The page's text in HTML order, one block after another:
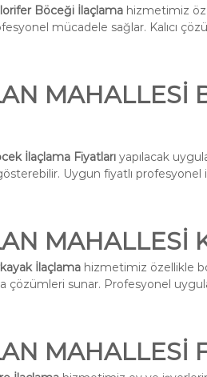
Böceği İlaçlama hizmetimiz
mücadele sağlar. Kalıcı
MAHALLESİ
İlaçlama Fiyatları yapılacak
Uygun fiyatlı
MAHALLESİ
İlaçlama hizmetimiz özellikle
çözümleri sunar. Profesyonel
MAHALLESİ